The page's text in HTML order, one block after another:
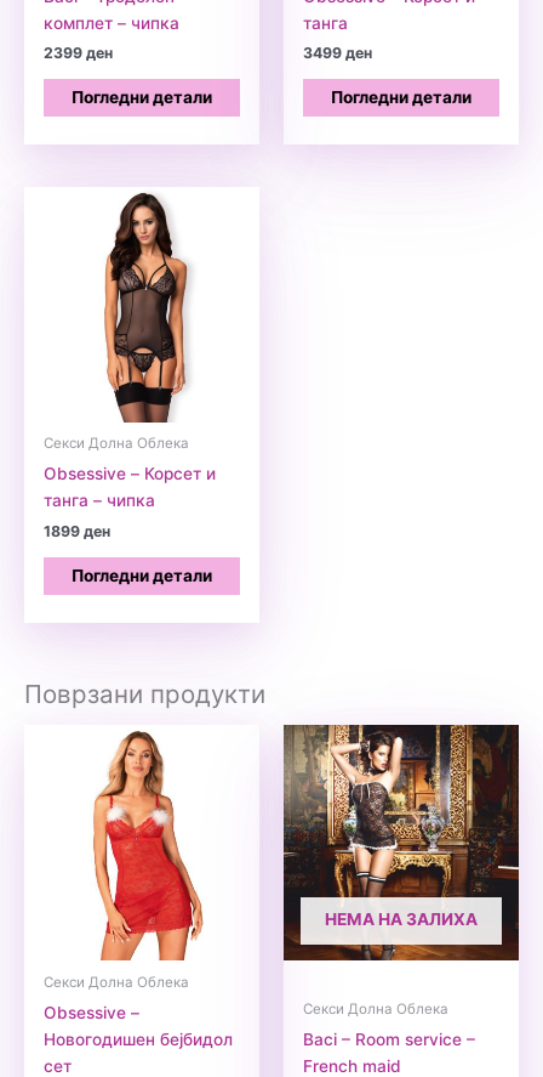
комплет – чипка
2399ден
Погледни детали
танга
3499ден
Погледни детали
Секси Долна Облека
Obsessive – Корсет и
танга – чипка
1899ден
Погледни детали
Поврзани продукти
Секси Долна Облека
Obsessive –
Новогодишен бејбидол
сет
НЕМА НА ЗАЛИХА
Секси Долна Облека
Baci – Room service –
French maid